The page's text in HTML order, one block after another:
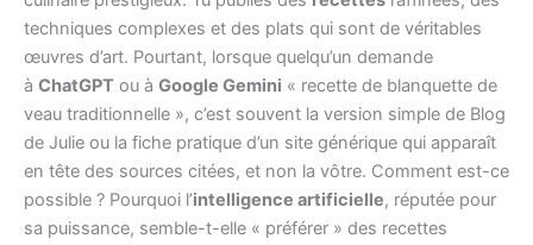
techniques complexes et des plats qui sont de véritables
œuvres d’art. Pourtant, lorsque quelqu’un demande
à ChatGPT ou à Google Gemini « recette de blanquette de
veau traditionnelle », c’est souvent la version simple de Blog
de Julie ou la fiche pratique d’un site générique qui apparaît
en tête des sources citées, et non la vôtre. Comment est-ce
possible ? Pourquoi l’intelligence artificielle, réputée pour
sa puissance, semble-t-elle « préférer » des recettes